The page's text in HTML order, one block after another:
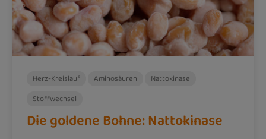
Herz-Kreislauf Aminosäuren
Nattokinase
Stoffwechsel
Die goldene Bohne: Nattokinase